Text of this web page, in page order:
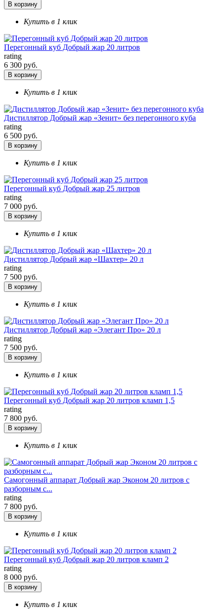
В корзину
Купить в 1 клик
Перегонный куб Добрый жар 20 литров
rating
6 300 руб.
В корзину
Купить в 1 клик
Дистиллятор Добрый жар «Зенит» без перегонного куба
rating
6 500 руб.
В корзину
Купить в 1 клик
Перегонный куб Добрый жар 25 литров
rating
7 000 руб.
В корзину
Купить в 1 клик
Дистиллятор Добрый жар «Шахтер» 20 л
rating
7 500 руб.
В корзину
Купить в 1 клик
Дистиллятор Добрый жар «Элегант Про» 20 л
rating
7 500 руб.
В корзину
Купить в 1 клик
Перегонный куб Добрый жар 20 литров кламп 1,5
rating
7 800 руб.
В корзину
Купить в 1 клик
Самогонный аппарат Добрый жар Эконом 20 литров с
разборным с...
rating
7 800 руб.
В корзину
Купить в 1 клик
Перегонный куб Добрый жар 20 литров кламп 2
rating
8 000 руб.
В корзину
Купить в 1 клик